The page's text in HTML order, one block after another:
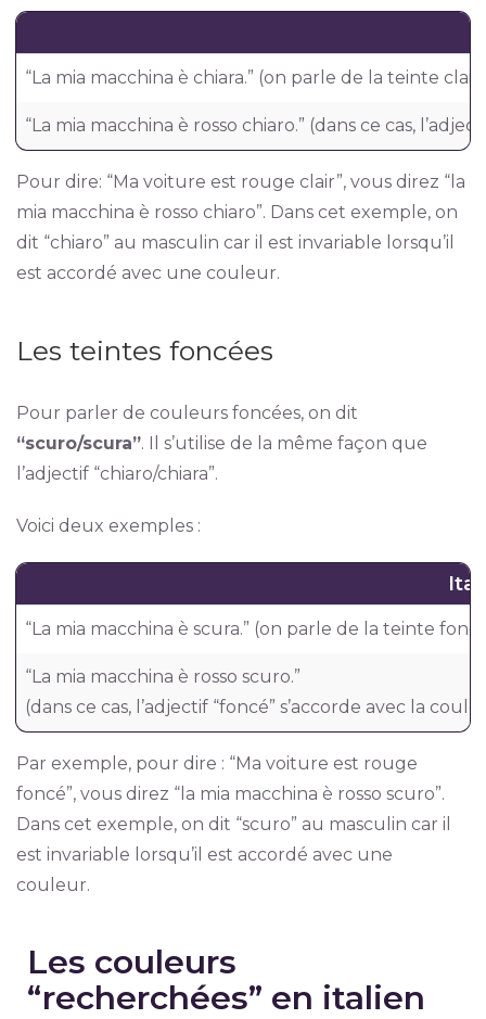
“La mia macchina è chiara.” (on parle de la teinte
“La mia macchina è rosso chiaro.” (dans ce cas,
Pour dire: “Ma voiture est rouge clair”, vous direz “la
mia macchina è rosso chiaro”. Dans cet exemple, on
dit “chiaro” au masculin car il est invariable lorsqu’il
est accordé avec une couleur.
Les teintes foncées
Pour parler de couleurs foncées, on dit
“scuro/scura”. Il s’utilise de la même façon que
l’adjectif “chiaro/chiara”.
Voici deux exemples :
“La mia macchina è scura.” (on parle de la teinte
“La mia macchina è rosso scuro.”
(dans ce cas, l’adjectif “foncé” s’accorde avec la
Par exemple, pour dire : “Ma voiture est rouge
foncé”, vous direz “la mia macchina è rosso scuro”.
Dans cet exemple, on dit “scuro” au masculin car il
est invariable lorsqu’il est accordé avec une
couleur.
Les couleurs
“recherchées” en italien